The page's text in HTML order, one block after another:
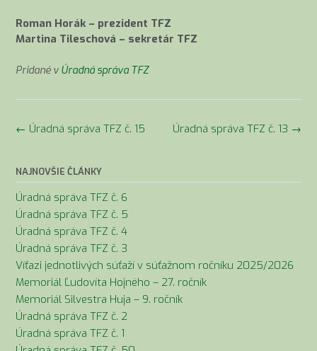
Roman Horák – prezident TFZ
Martina Tileschová – sekretár TFZ
Pridané v Úradná správa TFZ
Navigácia
Úradná správa TFZ č. 13 →
← Úradná správa TFZ č. 15
NAJNOVŠIE ČLÁNKY
Úradná správa TFZ č. 6
Úradná správa TFZ č. 5
Úradná správa TFZ č. 4
Úradná správa TFZ č. 3
Víťazi jednotlivých súťaží v súťažnom ročníku 2025/2026
Memoriál Ľudovíta Hojného – 27. ročník
Memoriál Silvestra Huja – 9. ročník
Úradná správa TFZ č. 2
Úradná správa TFZ č. 1